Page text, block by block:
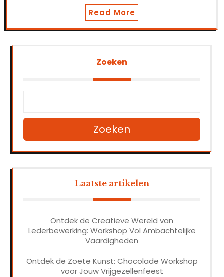
Read More
Zoeken
Zoeken
Laatste artikelen
Ontdek de Creatieve Wereld van
Lederbewerking: Workshop Vol Ambachtelijke
Vaardigheden
Ontdek de Zoete Kunst: Chocolade Workshop
voor Jouw Vrijgezellenfeest